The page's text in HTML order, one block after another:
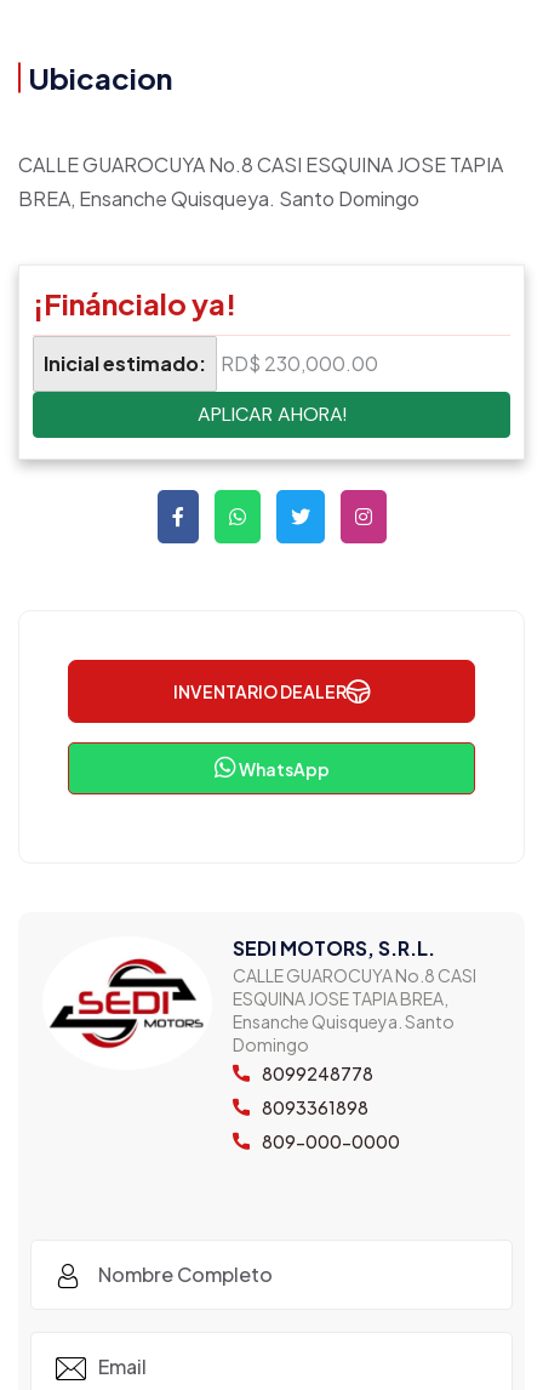
Ubicacion
CALLE GUAROCUYA No.8 CASI ESQUINA JOSE TAPIA
BREA, Ensanche Quisqueya. Santo Domingo
¡Fináncialo ya!
Inicial estimado:
RD$ 230,000.00
APLICAR AHORA!
INVENTARIO DEALER
WhatsApp
SEDI MOTORS, S.R.L.
CALLE GUAROCUYA No.8 CASI
ESQUINA JOSE TAPIA BREA,
Ensanche Quisqueya. Santo
Domingo
8099248778
8093361898
809-000-0000